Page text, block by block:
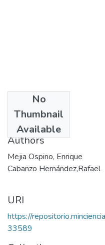
No
Thumbnail
Available
2005
Authors
Mejia Ospino, Enrique
Cabanzo Hernández,Rafael
URI
https://
33589